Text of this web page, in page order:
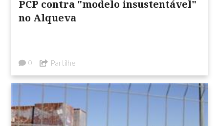
PCP contra "modelo insustentável"
no Alqueva
0 Partilhe